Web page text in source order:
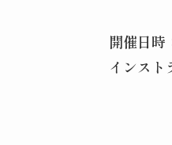
開催日時
インス